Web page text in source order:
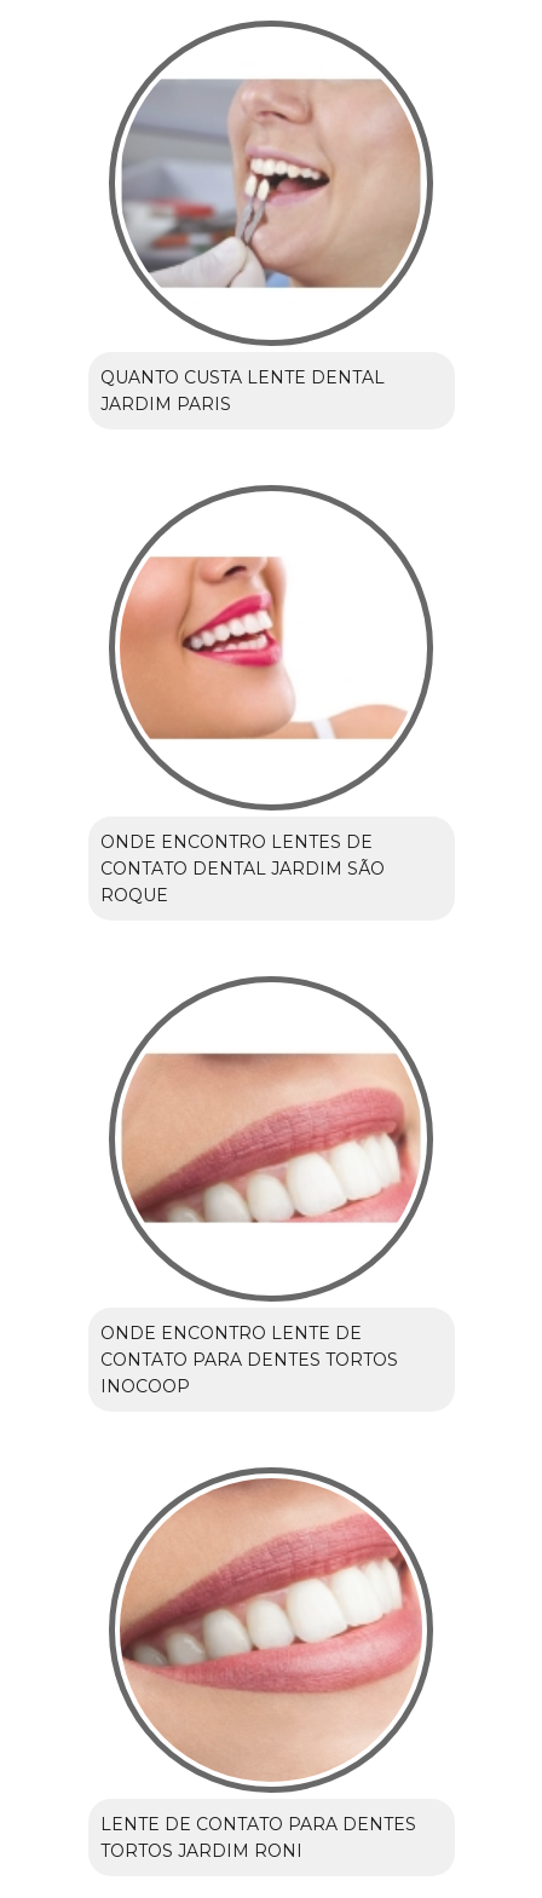
QUANTO CUSTA LENTE DENTAL
JARDIM PARIS
ONDE ENCONTRO LENTES DE
CONTATO DENTAL JARDIM SÃO
ROQUE
ONDE ENCONTRO LENTE DE
CONTATO PARA DENTES TORTOS
INOCOOP
LENTE DE CONTATO PARA DENTES
TORTOS JARDIM RONI